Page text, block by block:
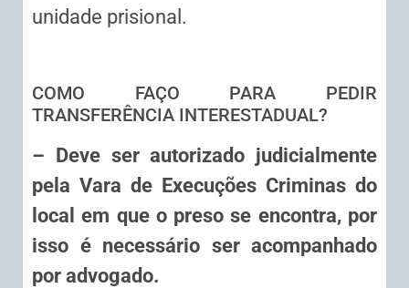
unidade prisional.
COMO FAÇO PARA PEDIR
TRANSFERÊNCIA INTERESTADUAL?
– Deve ser autorizado judicialmente
pela Vara de Execuções Criminas do
local em que o preso se encontra, por
isso é necessário ser acompanhado
por advogado.